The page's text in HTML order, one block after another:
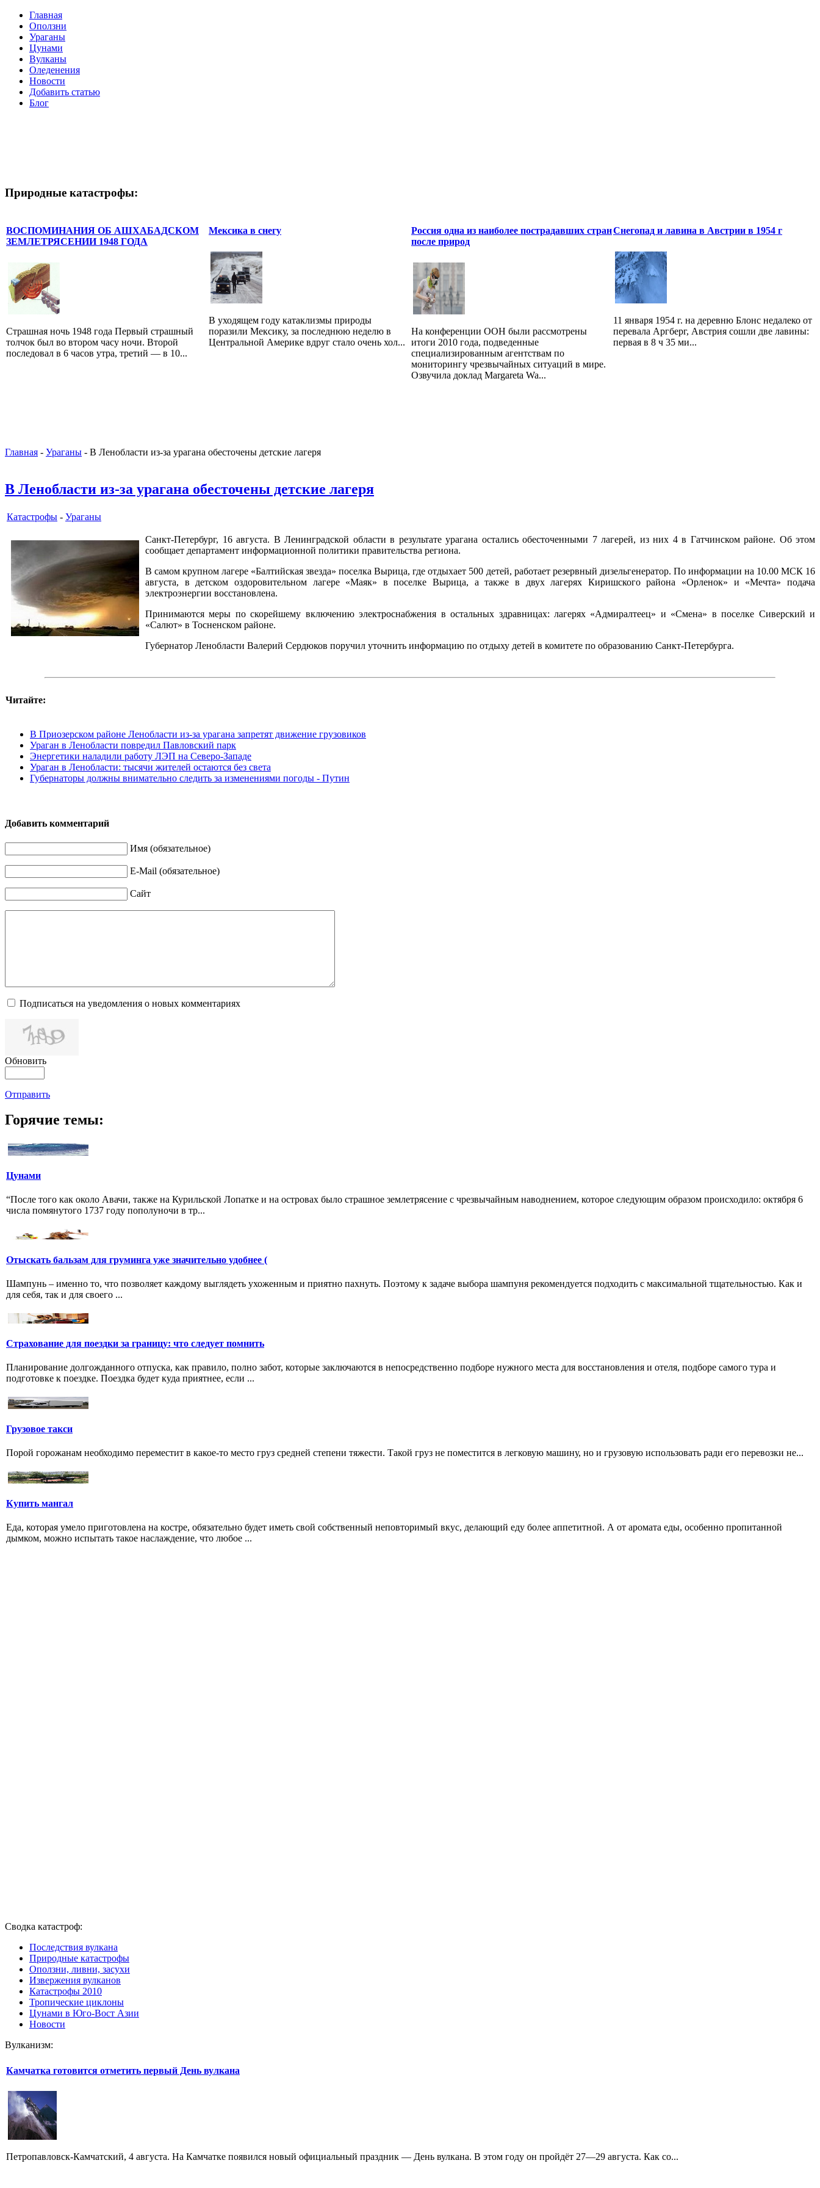
Главная
Оползни
Ураганы
Цунами
Вулканы
Оледенения
Новости
Добавить статью
Блог
Природные катастрофы:
ВОСПОМИНАНИЯ ОБ АШХАБАДСКОМ
ЗЕМЛЕТРЯСЕНИИ 1948 ГОДА
Страшная ночь 1948 года Первый страшный
толчок был во втором часу ночи. Второй
последовал в 6 часов утра, третий — в 10...
Мексика в снегу
В уходящем году катаклизмы природы
поразили Мексику, за последнюю неделю в
Центральной Америке вдруг стало очень хол...
Россия одна из наиболее пострадавших стран
после природ
На конференции ООН были рассмотрены
итоги 2010 года, подведенные
специализированным агентствам по
мониторингу чрезвычайных ситуаций в мире.
Озвучила доклад Margareta Wa...
Снегопад и лавина в Австрии в 1954 г
11 января 1954 г. на деревню Блонс недалеко от
перевала Аргберг, Австрия сошли две лавины:
первая в 8 ч 35 ми...
Главная - Ураганы - В Ленобласти из-за урагана обесточены детские лагеря
В Ленобласти из-за урагана обесточены детские лагеря
Катастрофы - Ураганы
Санкт-Петербург, 16 августа. В Ленинградской области в результате урагана остались обесточенными 7 лагерей, из них 4 в Гатчинском районе. Об этом
сообщает департамент информационной политики правительства региона.
В самом крупном лагере «Балтийская звезда» поселка Вырица, где отдыхает 500 детей, работает резервный дизельгенератор. По информации на 10.00 МСК 16
августа, в детском оздоровительном лагере «Маяк» в поселке Вырица, а также в двух лагерях Киришского района «Орленок» и «Мечта» подача
электроэнергии восстановлена.
Принимаются меры по скорейшему включению электроснабжения в остальных здравницах: лагерях «Адмиралтеец» и «Смена» в поселке Сиверский и
«Салют» в Тосненском районе.
Губернатор Ленобласти Валерий Сердюков поручил уточнить информацию по отдыху детей в комитете по образованию Санкт-Петербурга.
Читайте:
В Приозерском районе Ленобласти из-за урагана запретят движение грузовиков
Ураган в Ленобласти повредил Павловский парк
Энергетики наладили работу ЛЭП на Северо-Западе
Ураган в Ленобласти: тысячи жителей остаются без света
Губернаторы должны внимательно следить за изменениями погоды - Путин
Добавить комментарий
Имя (обязательное)
E-Mail (обязательное)
Сайт
Подписаться на уведомления о новых комментариях
Обновить
Отправить
Горячие темы:
Цунами
“После того как около Авачи, также на Курильской Лопатке и на островах было страшное землетрясение с чрезвычайным наводнением, которое следующим образом происходило: октября 6
числа помянутого 1737 году пополуночи в тр...
Отыскать бальзам для груминга уже значительно удобнее (
Шампунь – именно то, что позволяет каждому выглядеть ухоженным и приятно пахнуть. Поэтому к задаче выбора шампуня рекомендуется подходить с максимальной тщательностью. Как и
для себя, так и для своего ...
Страхование для поездки за границу: что следует помнить
Планирование долгожданного отпуска, как правило, полно забот, которые заключаются в непосредственно подборе нужного места для восстановления и отеля, подборе самого тура и
подготовке к поездке. Поездка будет куда приятнее, если ...
Грузовое такси
Порой горожанам необходимо переместит в какое-то место груз средней степени тяжести. Такой груз не поместится в легковую машину, но и грузовую использовать ради его перевозки не...
Купить мангал
Еда, которая умело приготовлена на костре, обязательно будет иметь свой собственный неповторимый вкус, делающий еду более аппетитной. А от аромата еды, особенно пропитанной
дымком, можно испытать такое наслаждение, что любое ...
Сводка катастроф:
Последствия вулкана
Природные катастрофы
Оползни, ливни, засухи
Извержения вулканов
Катастрофы 2010
Тропические циклоны
Цунами в Юго-Вост Азии
Новости
Вулканизм:
Камчатка готовится отметить первый День вулкана
Петропавловск-Камчатский, 4 августа. На Камчатке появился новый официальный праздник — День вулкана. В этом году он пройдёт 27—29 августа. Как со...